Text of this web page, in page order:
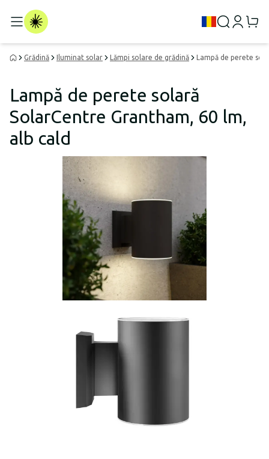
Grădină Iluminat solar Lămpi solare de grădină Lampă de perete
Lampă de perete solară
SolarCentre Grantham, 60 lm,
alb cald